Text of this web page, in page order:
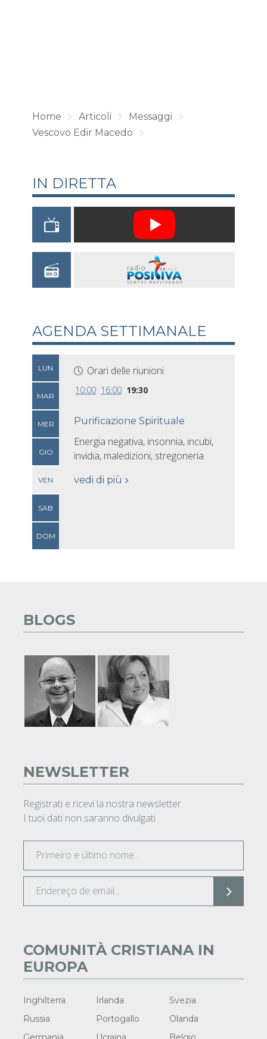
Home Articoli
Messaggi
Vescovo Edir Macedo
IN DIRETTA
AGENDA SETTIMANALE
LUN
MAR
MER
GIO
VEN
SAB
DOM
Orari delle riunioni
10:00 16:00 19:30
Purificazione Spirituale
Energia negativa, insonnia, incubi,
invidia, maledizioni, stregoneria
vedi di più
BLOGS
NEWSLETTER
Registrati e ricevi la nostra newsletter.
I tuoi dati non saranno divulgati
COMUNITÀ CRISTIANA IN
EUROPA
Inghilterra Irlanda
Svezia
Russia
Portogallo
Olanda